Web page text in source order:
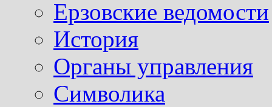
Ерзовские ведомости
История
Органы управления
Символика